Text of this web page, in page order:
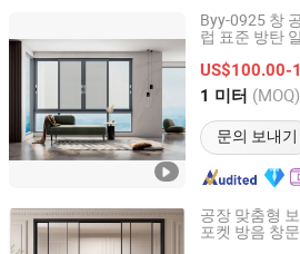
Byy-0925 창
럽 표준 방탄
US$100.00-
1 미터 (MOQ)
문의 보내기
Shandong Baiyiyuan Doors and
Shandong, China 이후
공장 맞춤형
포켓 방음 창
Chengdu Shufeng Doors and